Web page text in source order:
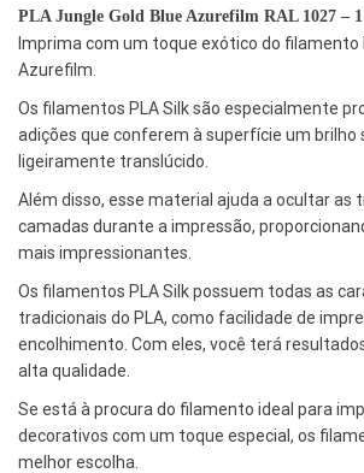
PLA Jungle Gold Blue Azurefilm RAL 1027 –
Imprima com um toque exótico do filamento
Azurefilm.
Os filamentos PLA Silk são especialmente
adições que conferem à superfície um brilho
ligeiramente translúcido.
Além disso, esse material ajuda a ocultar as
camadas durante a impressão,
mais impressionantes.
Os filamentos PLA Silk possuem todas as
tradicionais do PLA, como facilidade de
encolhimento. Com eles, você terá
alta qualidade.
Se está à procura do filamento ideal para
decorativos com um toque especial, os
melhor escolha.